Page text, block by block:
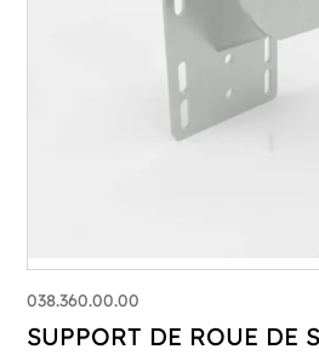
038.360.00.00
SUPPORT DE ROUE DE